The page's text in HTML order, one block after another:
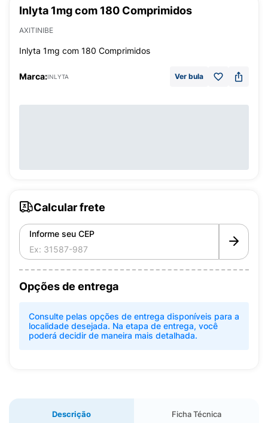
Inlyta 1mg com 180 Comprimidos
AXITINIBE
Inlyta 1mg com 180 Comprimidos
Marca:INLYTA Ver bula
Calcular frete
Informe seu CEP
Opções de entrega
Consulte pelas opções de entrega disponíveis para a
localidade desejada. Na etapa de entrega, você
poderá decidir de maneira mais detalhada.
Descrição Ficha Técnica